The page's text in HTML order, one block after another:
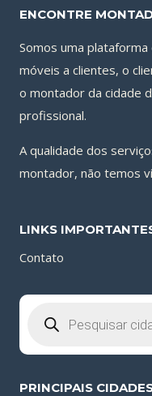
ENCONTRE
Somos uma
móveis a clientes, o
o montador da cidade
profissional.
A qualidade dos
montador, não temos
LINKS
Contato
produtos
PRINCIPAIS